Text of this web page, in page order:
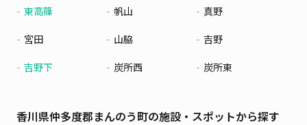
東高篠 帆山 真野
宮田 山脇 吉野
吉野下 炭所西 炭所東
香川県仲多度郡まんのう町の施設・スポットから探す